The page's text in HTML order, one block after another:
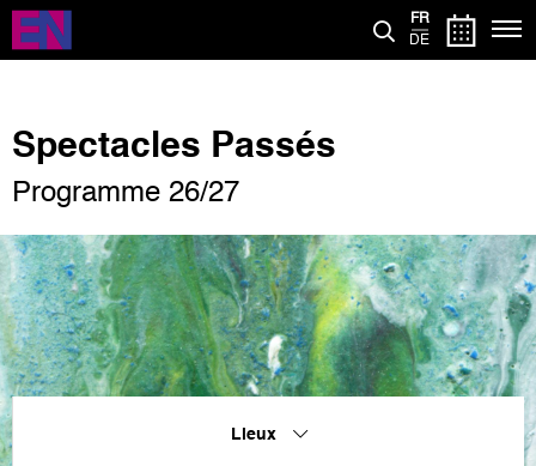
Aller
contenu
FR
DE
Spectacles Passés
Programme 26/27
Lieux